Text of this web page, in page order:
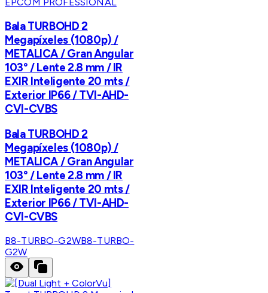
EPCOM PROFESSIONAL
Bala TURBOHD 2
Megapíxeles (1080p) /
METALICA / Gran Angular
103° / Lente 2.8 mm / IR
EXIR Inteligente 20 mts /
Exterior IP66 / TVI-AHD-
CVI-CVBS
Bala TURBOHD 2
Megapíxeles (1080p) /
METALICA / Gran Angular
103° / Lente 2.8 mm / IR
EXIR Inteligente 20 mts /
Exterior IP66 / TVI-AHD-
CVI-CVBS
B8-TURBO-G2WB8-TURBO-
G2W